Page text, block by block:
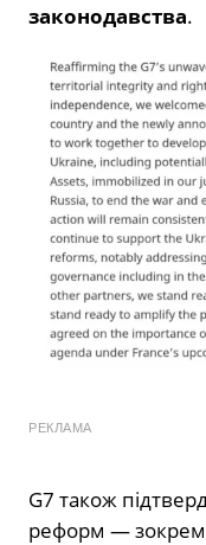
законодавства.
РЕКЛАМА
G7 також
реформ —